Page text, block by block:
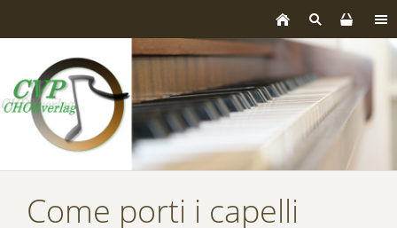
Come porti i capelli